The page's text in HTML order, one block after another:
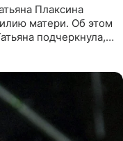
Плаксина
матери. Об этом
подчеркнула,